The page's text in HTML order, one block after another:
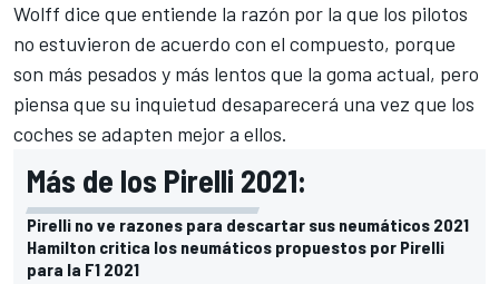
Wolff dice que entiende la razón por la que los pilotos
no estuvieron de acuerdo con el compuesto, porque
son más pesados y más lentos que la goma actual, pero
piensa que su inquietud desaparecerá una vez que los
coches se adapten mejor a ellos.
Más de los Pirelli 2021:
Pirelli no ve razones para descartar sus neumáticos 2021
Hamilton critica los neumáticos propuestos por Pirelli
para la F1 2021